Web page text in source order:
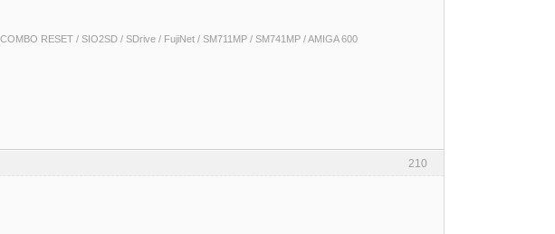
RESET / SIO2SD / SDrive / FujiNet / SM711MP / SM741MP / AMIGA 600
210